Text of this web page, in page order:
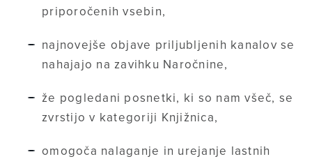
priporočenih vsebin,
najnovejše objave priljubljenih kanalov se
nahajajo na zavihku Naročnine,
že pogledani posnetki, ki so nam všeč, se
zvrstijo v kategoriji Knjižnica,
omogoča nalaganje in urejanje lastnih